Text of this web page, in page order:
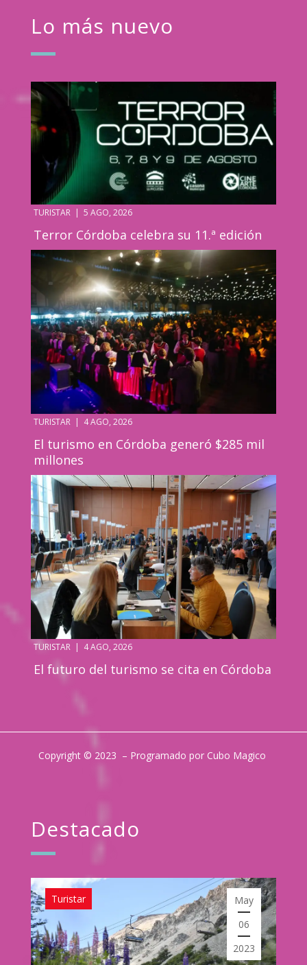
Lo más nuevo
TURISTAR | 5 AGO, 2026
Terror Córdoba celebra su 11.ª edición
TURISTAR | 4 AGO, 2026
El turismo en Córdoba generó $285 mil
millones
TURISTAR | 4 AGO, 2026
El futuro del turismo se cita en Córdoba
Copyright © 2023 – Programado por Cubo Magico
Destacado
Turistar
May
06
2023